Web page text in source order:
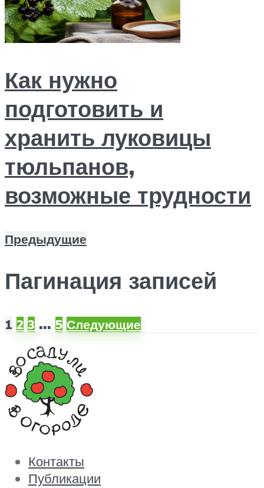
Как нужно
подготовить и
хранить луковицы
тюльпанов,
возможные трудности
Предыдущие
Пагинация записей
1 2 3 … 5 Следующие
Контакты
Публикации